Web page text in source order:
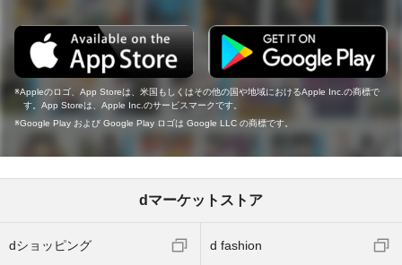
Appleのロゴ、App Storeは、米国もしくはその他の国や地域におけるApple Inc.の商標で
す。App Storeは、Apple Inc.のサービスマークです。
Google Play および Google Play ロゴは Google LLC の商標です。
dマーケットストア
dショッピング d fashion